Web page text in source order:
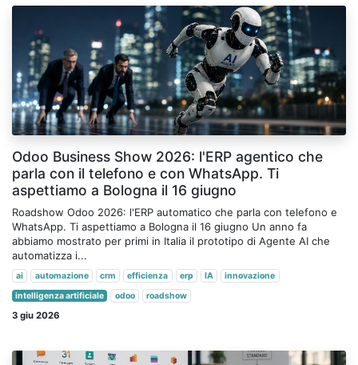
Odoo Business Show 2026: l'ERP agentico che
parla con il telefono e con WhatsApp. Ti
aspettiamo a Bologna il 16 giugno
Roadshow Odoo 2026: l'ERP automatico che parla con telefono e
WhatsApp. Ti aspettiamo a Bologna il 16 giugno Un anno fa
abbiamo mostrato per primi in Italia il prototipo di Agente AI che
automatizza i...
ai automazione crm efficienza erp IA
innovazione
intelligenza artificiale
odoo roadshow
3 giu 2026